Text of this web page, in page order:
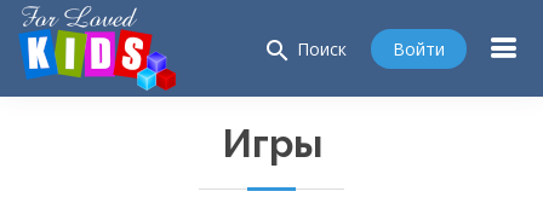
search Поиск Войти
Игры